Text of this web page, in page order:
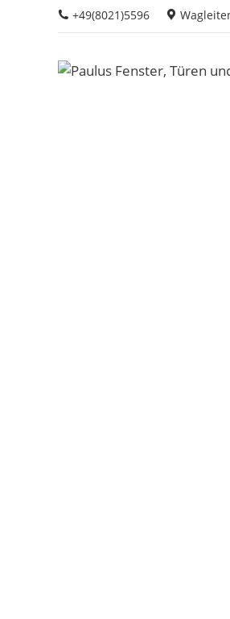
+49(8021)5596